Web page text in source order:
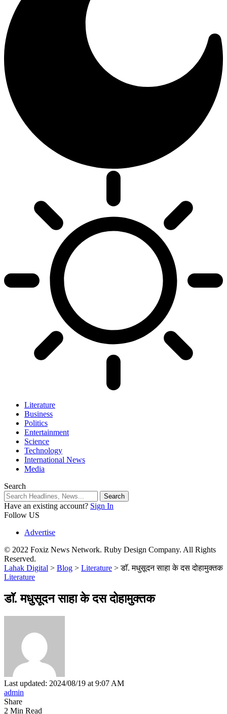
Literature
Business
Politics
Entertainment
Science
Technology
International News
Media
Search
Have an existing account? Sign In
Follow US
Advertise
© 2022 Foxiz News Network. Ruby Design Company. All Rights
Reserved.
Lahak Digital > Blog > Literature >डाॅ. मधुसूदन साहा के दस दोहामुक्तक
Literature
डाॅ. मधुसूदन साहा के दस दोहामुक्तक
Last updated: 2024/08/19 at 9:07 AM
admin
Share
2 Min Read